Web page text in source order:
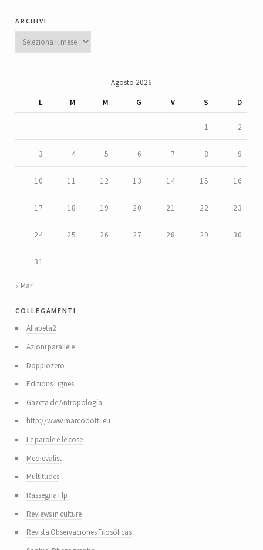
archivi
Archivi
Agosto 2026
L
M M G V S D
1 2
3 4 5 6 7 8 9
10 11 12 13 14 15 16
17 18 19 20 21 22 23
24 25 26 27 28 29 30
31
« Mar
collegamenti
Alfabeta2
Azioni parallele
Doppiozero
Editions Lignes
Gazeta de Antropología
http://www.marcodotti.eu
Le parole e le cose
Medievalist
Multitudes
Rassegna Flp
Reviews in culture
Revista Observaciones Filosóficas